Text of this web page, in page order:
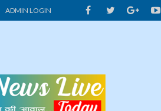
ADMIN LOGIN